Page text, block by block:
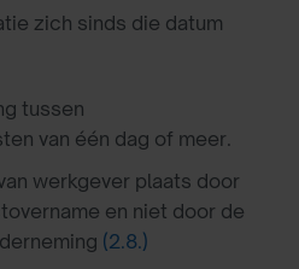
zich sinds die datum
tussen
van één dag of meer.
werkgever plaats door
en niet door de
(2.8.)